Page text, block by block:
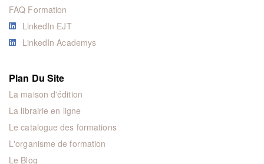
FAQ Formation
LinkedIn EJT
LinkedIn Academys
Plan Du Site
La maison d'édition
La librairie en ligne
Le catalogue des formations
L'organisme de formation
Le Blog